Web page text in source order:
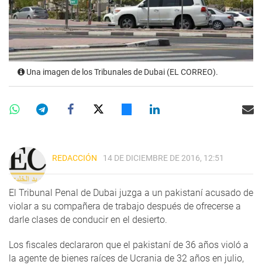
Una imagen de los Tribunales de Dubai (EL CORREO).
REDACCIÓN 14 DE DICIEMBRE DE 2016, 12:51
El Tribunal Penal de Dubai juzga a un pakistaní acusado de
violar a su compañera de trabajo después de ofrecerse a
darle clases de conducir en el desierto.
Los fiscales declararon que el pakistaní de 36 años violó a
la agente de bienes raíces de Ucrania de 32 años en julio,